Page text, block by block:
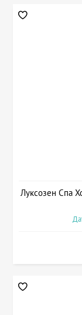
Луксозен Спа